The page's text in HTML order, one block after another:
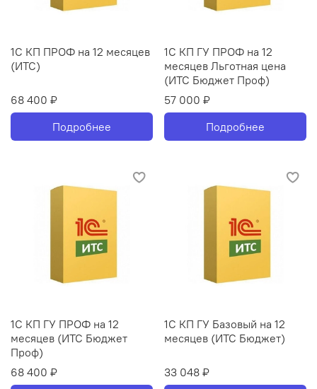
1С КП ПРОФ на 12 месяцев
(ИТС)
68 400 ₽
Подробнее
1С КП ГУ ПРОФ на 12
месяцев Льготная цена
(ИТС Бюджет Проф)
57 000 ₽
Подробнее
1С КП ГУ ПРОФ на 12
месяцев (ИТС Бюджет
Проф)
68 400 ₽
1С КП ГУ Базовый на 12
месяцев (ИТС Бюджет)
33 048 ₽